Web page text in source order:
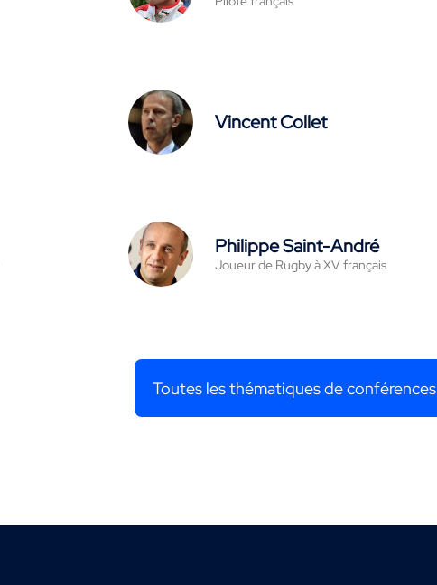
Vincent Collet
Philippe Saint-André
Joueur de Rugby à XV français
Toutes les thématiques de conférences